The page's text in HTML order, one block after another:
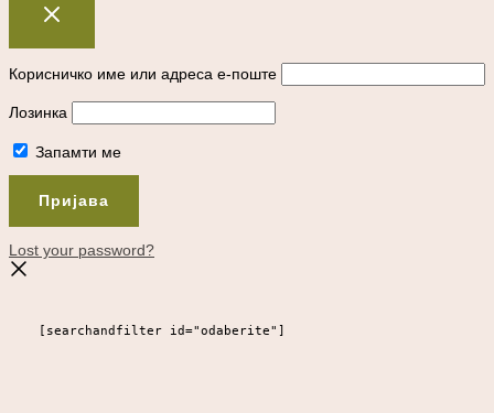
Корисничко име или адреса е-поште
Лозинка
Запамти ме
Lost your password?
[searchandfilter id="odaberite"]